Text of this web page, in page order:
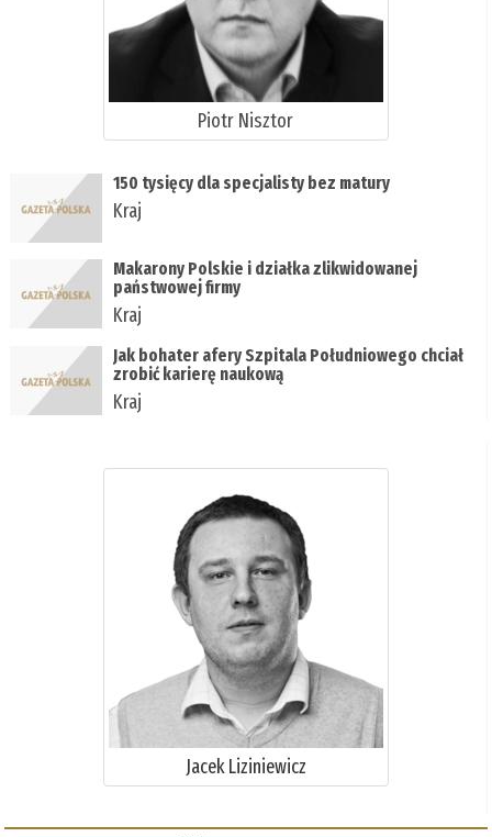
Piotr Nisztor
150 tysięcy dla specjalisty bez matury
Kraj
Makarony Polskie i działka zlikwidowanej
państwowej firmy
Kraj
Jak bohater afery Szpitala Południowego chciał
zrobić karierę naukową
Kraj
Jacek Liziniewicz